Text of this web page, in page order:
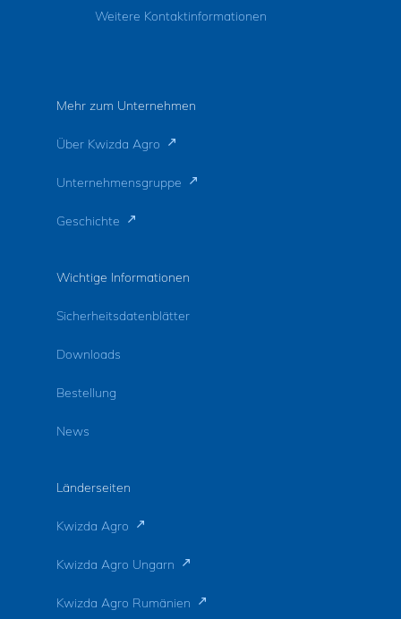
Weitere Kontaktinformationen
Mehr zum Unternehmen
Über Kwizda Agro
Unternehmensgruppe
Geschichte
Wichtige Informationen
Sicherheitsdatenblätter
Downloads
Bestellung
News
Länderseiten
Kwizda Agro
Kwizda Agro Ungarn
Kwizda Agro Rumänien